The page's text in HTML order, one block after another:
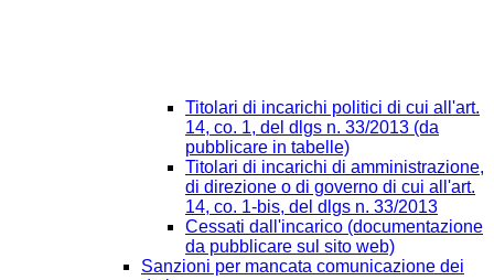
Titolari di incarichi politici di cui all'art.
14, co. 1, del dlgs n. 33/2013 (da
pubblicare in tabelle)
Titolari di incarichi di amministrazione,
di direzione o di governo di cui all'art.
14, co. 1-bis, del dlgs n. 33/2013
Cessati dall'incarico (documentazione
da pubblicare sul sito web)
Sanzioni per mancata comunicazione dei